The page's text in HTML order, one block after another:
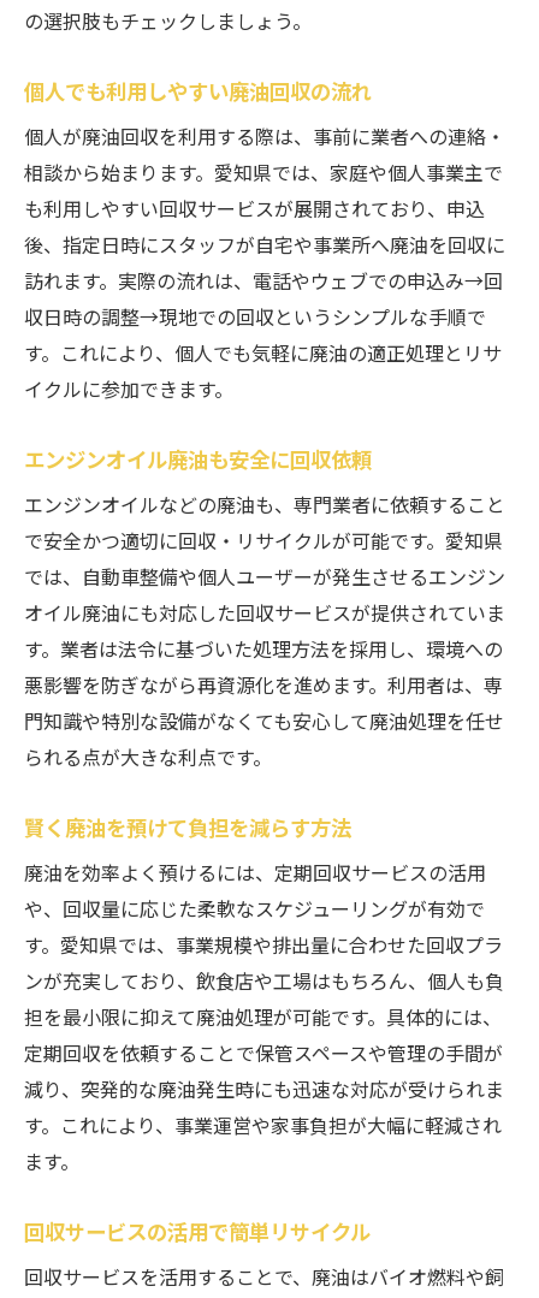
の選択肢もチェックしましょう。
個人でも利用しやすい廃油回収の流れ
個人が廃油回収を利用する際は、事前に業者への連絡・
相談から始まります。愛知県では、家庭や個人事業主で
も利用しやすい回収サービスが展開されており、申込
後、指定日時にスタッフが自宅や事業所へ廃油を回収に
訪れます。実際の流れは、電話やウェブでの申込み→回
収日時の調整→現地での回収というシンプルな手順で
す。これにより、個人でも気軽に廃油の適正処理とリサ
イクルに参加できます。
エンジンオイル廃油も安全に回収依頼
エンジンオイルなどの廃油も、専門業者に依頼すること
で安全かつ適切に回収・リサイクルが可能です。愛知県
では、自動車整備や個人ユーザーが発生させるエンジン
オイル廃油にも対応した回収サービスが提供されていま
す。業者は法令に基づいた処理方法を採用し、環境への
悪影響を防ぎながら再資源化を進めます。利用者は、専
門知識や特別な設備がなくても安心して廃油処理を任せ
られる点が大きな利点です。
賢く廃油を預けて負担を減らす方法
廃油を効率よく預けるには、定期回収サービスの活用
や、回収量に応じた柔軟なスケジューリングが有効で
す。愛知県では、事業規模や排出量に合わせた回収プラ
ンが充実しており、飲食店や工場はもちろん、個人も負
担を最小限に抑えて廃油処理が可能です。具体的には、
定期回収を依頼することで保管スペースや管理の手間が
減り、突発的な廃油発生時にも迅速な対応が受けられま
す。これにより、事業運営や家事負担が大幅に軽減され
ます。
回収サービスの活用で簡単リサイクル
回収サービスを活用することで、廃油はバイオ燃料や飼